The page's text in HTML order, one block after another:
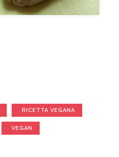
RICETTA VEGANA
VEGAN